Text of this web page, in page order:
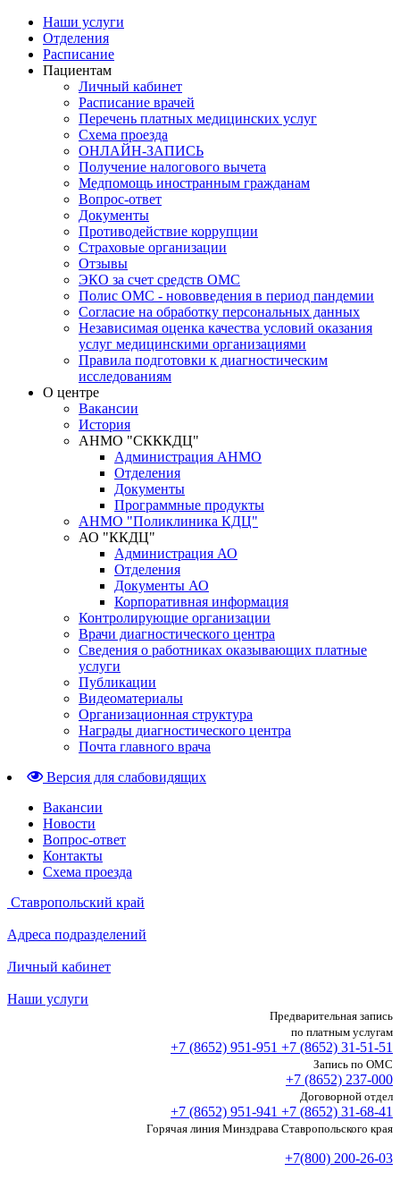
Наши услуги
Отделения
Расписание
Пациентам
Личный кабинет
Расписание врачей
Перечень платных медицинских услуг
Схема проезда
ОНЛАЙН-ЗАПИСЬ
Получение налогового вычета
Медпомощь иностранным гражданам
Вопрос-ответ
Документы
Противодействие коррупции
Страховые организации
Отзывы
ЭКО за счет средств ОМС
Полис ОМС - нововведения в период пандемии
Согласие на обработку персональных данных
Независимая оценка качества условий оказания
услуг медицинскими организациями
Правила подготовки к диагностическим
исследованиям
О центре
Вакансии
История
АНМО "СКККДЦ"
Администрация АНМО
Отделения
Документы
Программные продукты
АНМО "Поликлиника КДЦ"
АО "ККДЦ"
Администрация АО
Отделения
Документы АО
Корпоративная информация
Контролирующие организации
Врачи диагностического центра
Сведения о работниках оказывающих платные
услуги
Публикации
Видеоматериалы
Организационная структура
Награды диагностического центра
Почта главного врача
Версия для слабовидящих
Вакансии
Новости
Вопрос-ответ
Контакты
Схема проезда
Ставропольский край
Адреса подразделений
Личный кабинет
Наши услуги
Предварительная запись
по платным услугам
+7 (8652) 951-951 +7 (8652) 31-51-51
Запись по ОМС
+7 (8652) 237-000
Договорной отдел
+7 (8652) 951-941 +7 (8652) 31-68-41
Горячая линия Минздрава Ставропольского края
+7(800) 200-26-03